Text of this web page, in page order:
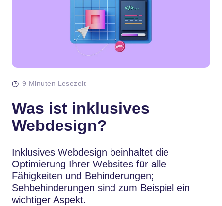
9 Minuten Lesezeit
Was ist inklusives
Webdesign?
Inklusives Webdesign beinhaltet die
Optimierung Ihrer Websites für alle
Fähigkeiten und Behinderungen;
Sehbehinderungen sind zum Beispiel ein
wichtiger Aspekt.